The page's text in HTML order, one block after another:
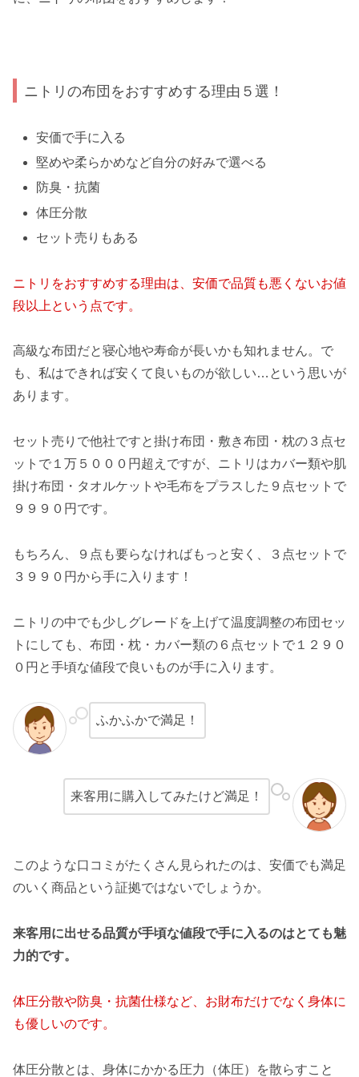
ニトリの布団をおすすめする理由５選！
安価で手に入る
堅めや柔らかめなど自分の好みで選べる
防臭・抗菌
体圧分散
セット売りもある
ニトリをおすすめする理由は、安価で品質も悪くないお値
段以上という点です。
高級な布団だと寝心地や寿命が長いかも知れません。で
も、私はできれば安くて良いものが欲しい…という思いが
あります。
セット売りで他社ですと掛け布団・敷き布団・枕の３点セ
ットで１万５０００円超えですが、ニトリはカバー類や肌
掛け布団・タオルケットや毛布をプラスした９点セットで
９９９０円です。
もちろん、９点も要らなければもっと安く、３点セットで
３９９０円から手に入ります！
ニトリの中でも少しグレードを上げて温度調整の布団セッ
トにしても、布団・枕・カバー類の６点セットで１２９０
０円と手頃な値段で良いものが手に入ります。
ふかふかで満足！
来客用に購入してみたけど満足！
このような口コミがたくさん見られたのは、安価でも満足
のいく商品という証拠ではないでしょうか。
来客用に出せる品質が手頃な値段で手に入るのはとても魅
力的です。
体圧分散や防臭・抗菌仕様など、お財布だけでなく身体に
も優しいのです。
体圧分散とは、身体にかかる圧力（体圧）を散らすこと